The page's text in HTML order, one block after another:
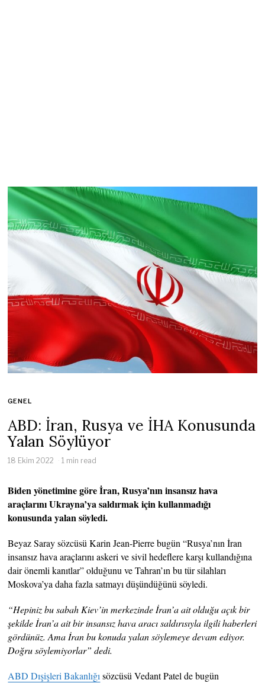
GENEL
ABD: İran, Rusya ve İHA Konusunda
Yalan Söylüyor
18 Ekim 2022 1 min read
Biden yönetimine göre İran, Rusya’nın insansız hava
araçlarını Ukrayna’ya saldırmak için kullanmadığı
konusunda yalan söyledi.
Beyaz Saray sözcüsü Karin Jean-Pierre bugün “Rusya’nın İran
insansız hava araçlarını askeri ve sivil hedeflere karşı kullandığına
dair önemli kanıtlar” olduğunu ve Tahran’ın bu tür silahları
Moskova’ya daha fazla satmayı düşündüğünü söyledi.
“Hepiniz bu sabah Kiev’in merkezinde İran’a ait olduğu açık bir
şekilde İran’a ait bir insansız hava aracı saldırısıyla ilgili haberleri
gördünüz. Ama İran bu konuda yalan söylemeye devam ediyor.
Doğru söylemiyorlar” dedi.
ABD Dışişleri Bakanlığı sözcüsü Vedant Patel de bugün